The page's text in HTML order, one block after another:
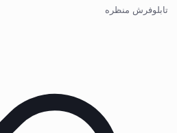
تابلوفرش منظره